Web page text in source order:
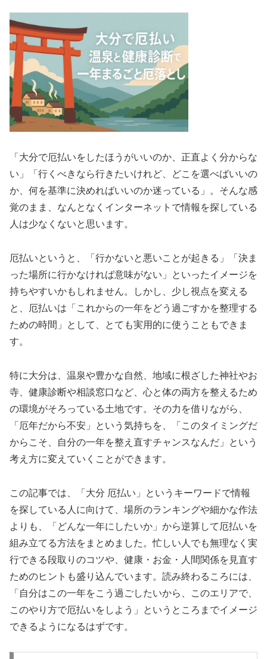
「大分で厄払いをしたほうがいいのか、正直よく分からな
い」「行くべきなら行きたいけれど、どこを選べばいいの
か、何を基準に決めればいいのか迷っている」。そんな感
覚のまま、なんとなくインターネットで情報を探している
人は少なくないと思います。
厄払いというと、「行かないと悪いことが起きる」「決ま
った場所に行かなければ意味がない」といったイメージを
持ちやすいかもしれません。しかし、少し視点を変える
と、厄払いは「これからの一年をどう過ごすかを整理する
ための時間」として、とても実用的に使うこともできま
す。
特に大分は、温泉や豊かな自然、地域に根ざした神社やお
寺、健康診断や相談窓口など、心と体の両方を整えるため
の環境がそろっている土地です。その力を借りながら、
「厄年だから不安」という気持ちを、「このタイミングだ
からこそ、自分の一年を整え直すチャンスなんだ」という
考え方に変えていくことができます。
この記事では、「大分 厄払い」というキーワードで情報
を探している人に向けて、場所のランキングや細かな作法
よりも、「どんな一年にしたいか」から逆算して厄払いを
組み立てる方法をまとめました。忙しい人でも無理なく実
行できる段取りのコツや、健康・お金・人間関係を見直す
ためのヒントも盛り込んでいます。読み終わるころには、
「自分はこの一年をこう過ごしたいから、このエリアで、
このやり方で厄払いをしよう」というところまでイメージ
できるようになるはずです。